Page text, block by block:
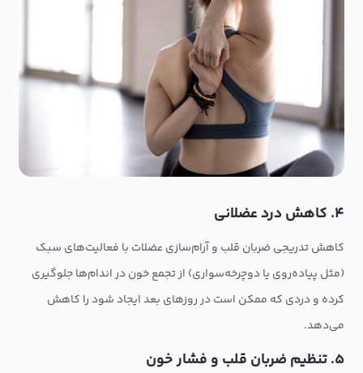
۴. کاهش درد عضلانی
کاهش تدریجی ضربان قلب و آرام‌سازی عضلات با فعالیت‌های سبک
(مثل پیاده‌روی یا دوچرخه‌سواری) از تجمع خون در اندام‌ها جلوگیری
کرده و دردی که ممکن است در روزهای بعد ایجاد شود را کاهش
می‌دهد.
۵. تنظیم ضربان قلب و فشار خون